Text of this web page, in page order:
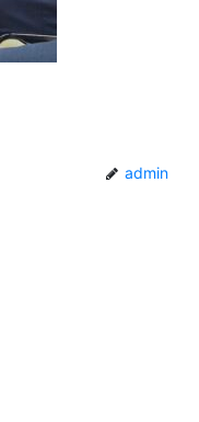
admin